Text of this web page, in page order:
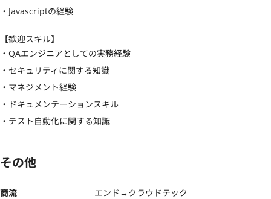
・Javascriptの経験
【歓迎スキル】
・QAエンジニアとしての実務経験
・セキュリティに関する知識
・マネジメント経験
・ドキュメンテーションスキル
・テスト自動化に関する知識
その他
商流
エンド→クラウドテック